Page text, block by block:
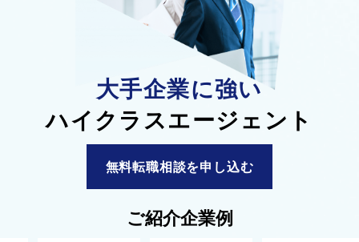
大手企業に強い
ハイクラスエージェント
無料転職相談を申し込む
ご紹介企業例